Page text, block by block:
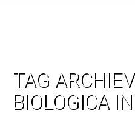
TAG
BIOLOGICA